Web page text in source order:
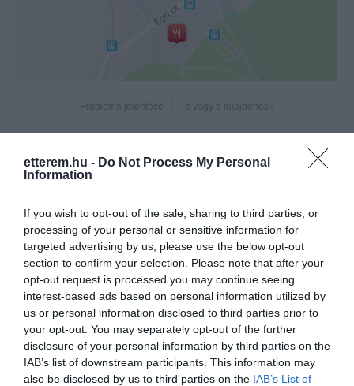
etterem.hu - Do Not Process My Personal
Information
If you wish to opt-out of the sale, sharing to third parties, or
processing of your personal or sensitive information for
targeted advertising by us, please use the below opt-out
section to confirm your selection. Please note that after your
opt-out request is processed you may continue seeing
interest-based ads based on personal information utilized by
us or personal information disclosed to third parties prior to
your opt-out. You may separately opt-out of the further
disclosure of your personal information by third parties on the
IAB’s list of downstream participants. This information may
also be disclosed by us to third parties on the IAB’s List of
Probléma jelentése Te vagy a tulajdonos?